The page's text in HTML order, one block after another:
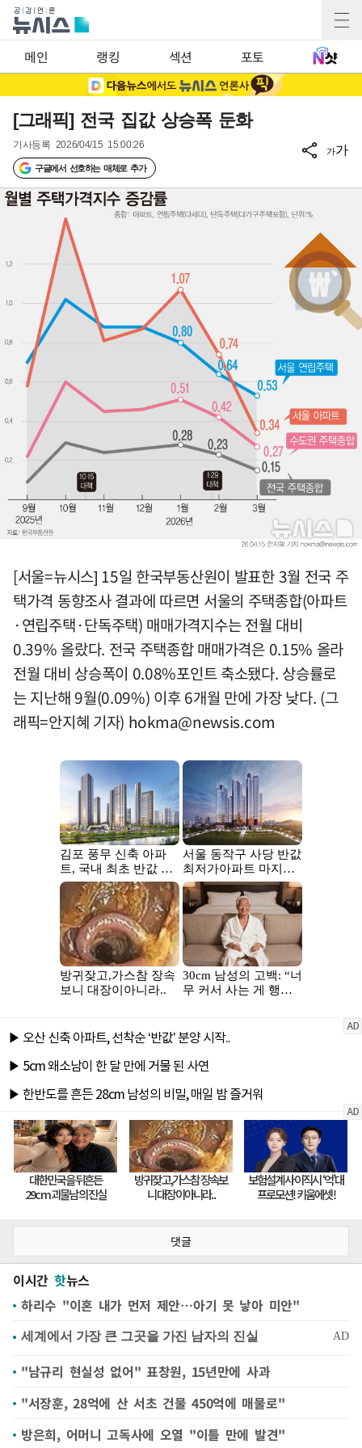
메인 랭킹 섹션 포토
[그래픽] 전국 집값 상승폭 둔화
기사등록 2026/04/15 15:00:26
구글에서 선호하는 매체로 추가
가가
[서울=뉴시스] 15일 한국부동산원이 발표한 3월 전국 주
택가격 동향조사 결과에 따르면 서울의 주택종합(아파트
·연립주택·단독주택) 매매가격지수는 전월 대비
0.39% 올랐다. 전국 주택종합 매매가격은 0.15% 올라
전월 대비 상승폭이 0.08%포인트 축소됐다. 상승률로
는 지난해 9월(0.09%) 이후 6개월 만에 가장 낮다. (그
래픽=안지혜 기자) hokma@newsis.com
댓글
이시간 핫뉴스
하리수 "이혼 내가 먼저 제안…아기 못 낳아 미안"
"남규리 현실성 없어" 표창원, 15년만에 사과
"서장훈, 28억에 산 서초 건물 450억에 매물로"
방은희, 어머니 고독사에 오열 "이틀 만에 발견"